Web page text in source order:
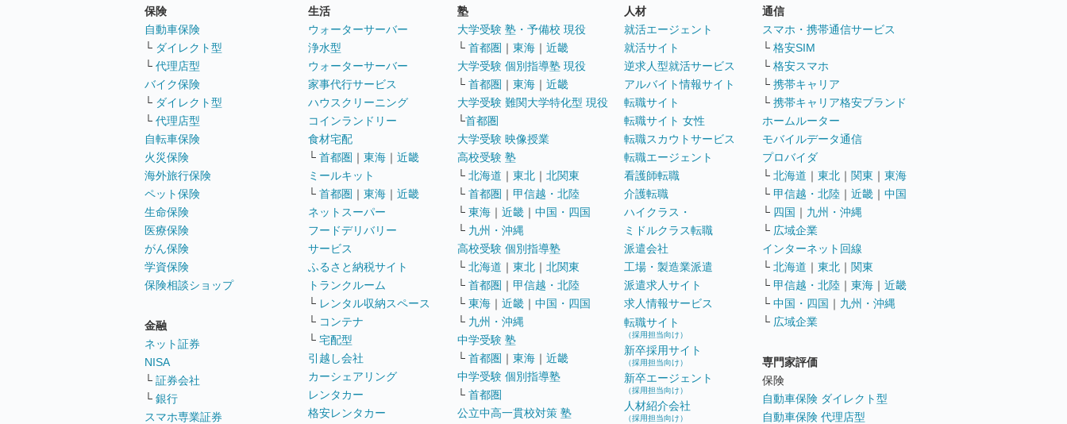
保険
自動車保険
└ ダイレクト型
└ 代理店型
バイク保険
└ ダイレクト型
└ 代理店型
自転車保険
火災保険
海外旅行保険
ペット保険
生命保険
医療保険
がん保険
学資保険
保険相談ショップ
金融
ネット証券
NISA
└ 証券会社
└ 銀行
スマホ専業証券
生活
ウォーターサーバー
浄水型
ウォーターサーバー
家事代行サービス
ハウスクリーニング
コインランドリー
食材宅配
└ 首都圏 ｜ 東海 ｜ 近畿
ミールキット
└ 首都圏 ｜ 東海 ｜ 近畿
ネットスーパー
フードデリバリー
サービス
ふるさと納税サイト
トランクルーム
└ レンタル収納スペース
└ コンテナ
└ 宅配型
引越し会社
カーシェアリング
レンタカー
格安レンタカー
塾
大学受験 塾・予備校 現役
└ 首都圏 ｜ 東海 ｜ 近畿
大学受験 個別指導塾 現役
└ 首都圏 ｜ 東海 ｜ 近畿
大学受験 難関大学特化型 現役
└首都圏
大学受験 映像授業
高校受験 塾
└ 北海道 ｜ 東北 ｜ 北関東
└ 首都圏 ｜ 甲信越・北陸
└ 東海 ｜ 近畿 ｜ 中国・四国
└ 九州・沖縄
高校受験 個別指導塾
└ 北海道 ｜ 東北 ｜ 北関東
└ 首都圏 ｜ 甲信越・北陸
└ 東海 ｜ 近畿 ｜ 中国・四国
└ 九州・沖縄
中学受験 塾
└ 首都圏 ｜ 東海 ｜ 近畿
中学受験 個別指導塾
└ 首都圏
公立中高一貫校対策 塾
人材
就活エージェント
就活サイト
逆求人型就活サービス
アルバイト情報サイト
転職サイト
転職サイト 女性
転職スカウトサービス
転職エージェント
看護師転職
介護転職
ハイクラス・
ミドルクラス転職
派遣会社
工場・製造業派遣
派遣求人サイト
求人情報サービス
転職サイト
（採用担当向け）
新卒採用サイト
（採用担当向け）
新卒エージェント
（採用担当向け）
人材紹介会社
（採用担当向け）
通信
スマホ・携帯通信サービス
└ 格安SIM
└ 格安スマホ
└ 携帯キャリア
└ 携帯キャリア格安ブランド
ホームルーター
モバイルデータ通信
プロバイダ
└ 北海道 ｜ 東北 ｜ 関東 ｜ 東海
└ 甲信越・北陸 ｜ 近畿 ｜ 中国
└ 四国 ｜ 九州・沖縄
└ 広域企業
インターネット回線
└ 北海道 ｜ 東北 ｜ 関東
└ 甲信越・北陸 ｜ 東海 ｜ 近畿
└ 中国・四国 ｜ 九州・沖縄
└ 広域企業
専門家評価
保険
自動車保険 ダイレクト型
自動車保険 代理店型